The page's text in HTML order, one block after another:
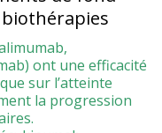
ont une efficacité
sur l’atteinte
la progression